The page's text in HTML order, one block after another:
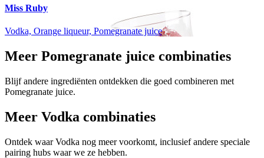
Miss Ruby
Vodka, Orange liqueur, Pomegranate juice
Meer Pomegranate juice combinaties
Blijf andere ingrediënten ontdekken die goed combineren met
Pomegranate juice.
Meer Vodka combinaties
Ontdek waar Vodka nog meer voorkomt, inclusief andere speciale
pairing hubs waar we ze hebben.